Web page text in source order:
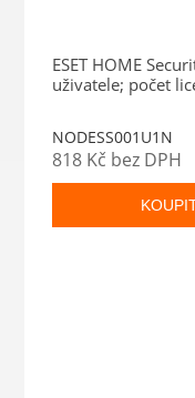
ESET HOME
uživatele; počet
NODESS001U1N
818 Kč bez DPH